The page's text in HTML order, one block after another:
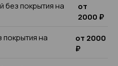
покрытия на
от
2000 ₽
на
от 2000
₽